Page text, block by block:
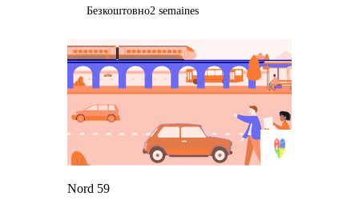
Безкоштовно2 semaines
Nord 59